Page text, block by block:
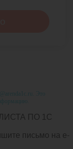
Это
ПО 1С
письмо на e-